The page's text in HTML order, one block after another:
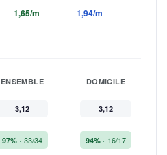
1,65/m
1,94/m
ENSEMBLE DOMICILE
3,12 3,12
97% 33/34 94% 16/17